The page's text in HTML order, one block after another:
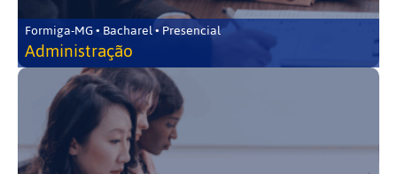
Formiga-MG • Bacharel • Presencial
Administração